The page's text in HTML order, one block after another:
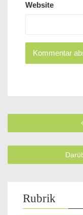
Website
Rubrik